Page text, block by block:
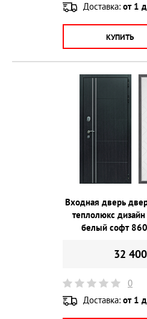
Доставка: от 1
КУПИТЬ
Входная дверь
теплолюкс
белый софт
32
0
Доставка: от 1